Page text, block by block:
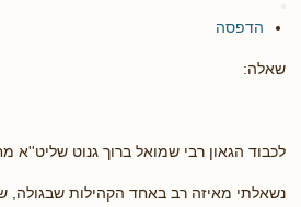
הדפסה
שאלה:
לכבוד הגאון רבי שמואל ברוך גנוט שליט''א
נשאלתי מאיזה רב באחד הקהילות שבגולה,